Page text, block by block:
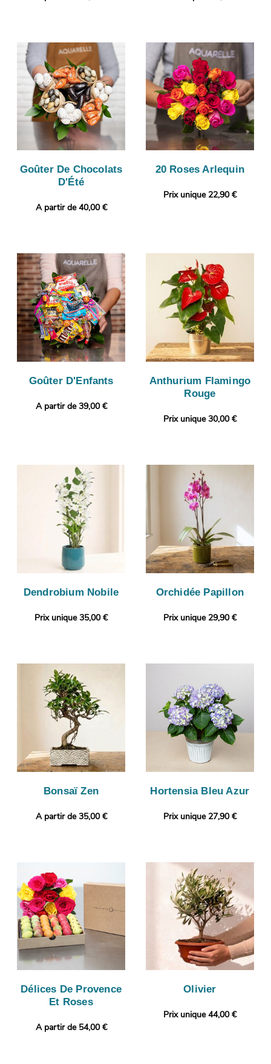
Goûter De Chocolats
D'Été
A partir de 40,00 €
20 Roses Arlequin
Prix unique 22,90 €
Goûter D'Enfants
A partir de 39,00 €
Anthurium Flamingo
Rouge
Prix unique 30,00 €
Dendrobium Nobile
Prix unique 35,00 €
Orchidée Papillon
Prix unique 29,90 €
Bonsaï Zen
A partir de 35,00 €
Hortensia Bleu Azur
Prix unique 27,90 €
Délices De Provence
Et Roses
A partir de 54,00 €
Olivier
Prix unique 44,00 €